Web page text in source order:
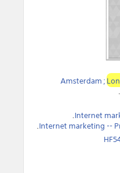
Amsterdam ;
.
Internet
.
Internet marketing --
.